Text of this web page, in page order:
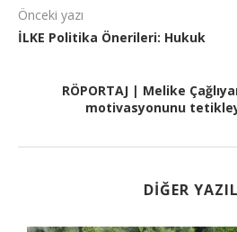
Önceki yazı
İLKE Politika Önerileri: Hukuk
RÖPORTAJ | Melike
motivasyonunu
DIĞER